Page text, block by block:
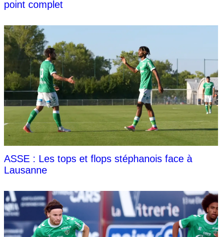
point complet
ASSE : Les tops et flops stéphanois face à
Lausanne